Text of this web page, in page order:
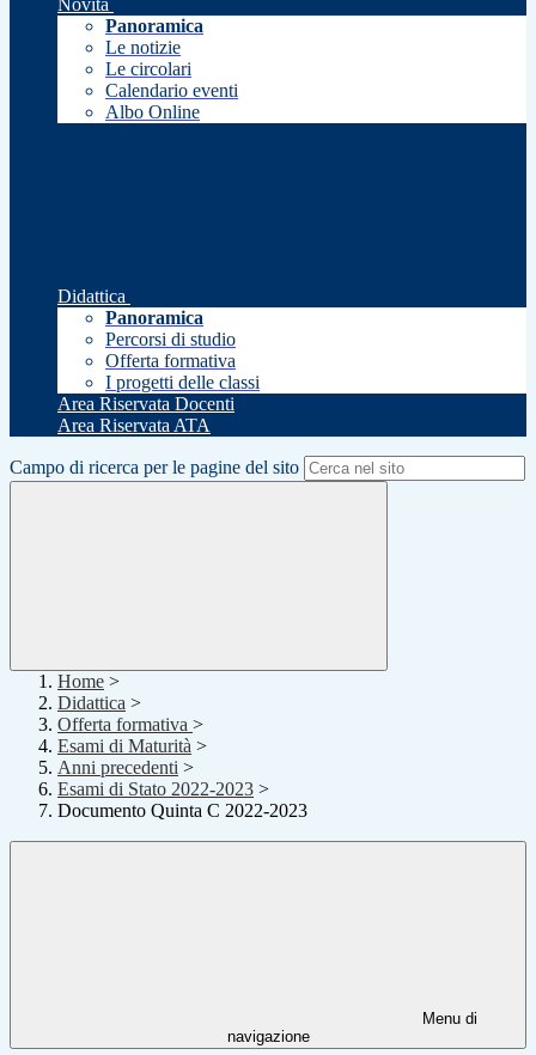
Novità
Panoramica
Le notizie
Le circolari
Calendario eventi
Albo Online
Didattica
Panoramica
Percorsi di studio
Offerta formativa
I progetti delle classi
Area Riservata Docenti
Area Riservata ATA
Campo di ricerca per le pagine del sito
Home >
Didattica >
Offerta formativa >
Esami di Maturità >
Anni precedenti >
Esami di Stato 2022-2023 >
Documento Quinta C 2022-2023
Menu di
navigazione